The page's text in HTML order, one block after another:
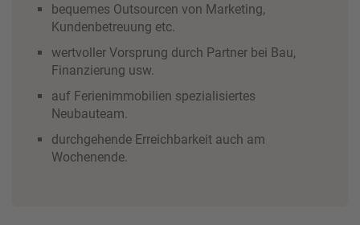
bequemes Outsourcen von Marketing,
Kundenbetreuung etc.
wertvoller Vorsprung durch Partner bei Bau,
Finanzierung usw.
auf Ferienimmobilien spezialisiertes
Neubauteam.
durchgehende Erreichbarkeit auch am
Wochenende.